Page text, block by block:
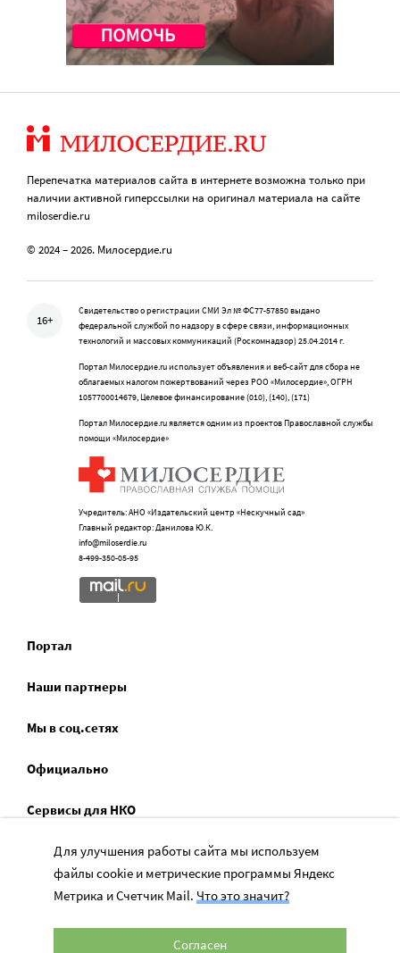
Перепечатка материалов сайта в интернете возможна только при
наличии активной гиперссылки на оригинал материала на сайте
miloserdie.ru
© 2024 – 2026. Милосердие.ru
16+
Свидетельство о регистрации СМИ Эл № ФС77-57850 выдано
федеральной службой по надзору в сфере связи, информационных
технологий и массовых коммуникаций (Роскомнадзор) 25.04.2014 г.
Портал Милосердие.ru использует объявления и веб-сайт для сбора не
облагаемых налогом пожертвований через РОО «Милосердие», ОГРН
1057700014679, Целевое финансирование (010), (140), (171)
Портал Милосердие.ru является одним из проектов Православной службы
помощи «Милосердие»
Учредитель: АНО «Издательский центр «Нескучный сад»
Главный редактор: Данилова Ю.К.
info@miloserdie.ru
8-499-350-05-95
Портал
Наши партнеры
Мы в соц.сетях
Официально
Сервисы для НКО
Спецпроекты
Социальное служение
Для улучшения работы сайта мы используем
файлы cookie и метрические программы Яндекс
Метрика и Счетчик Mail. Что это значит?
Согласен